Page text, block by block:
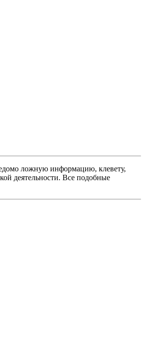
ложную информацию, клевету,
деятельности. Все подобные